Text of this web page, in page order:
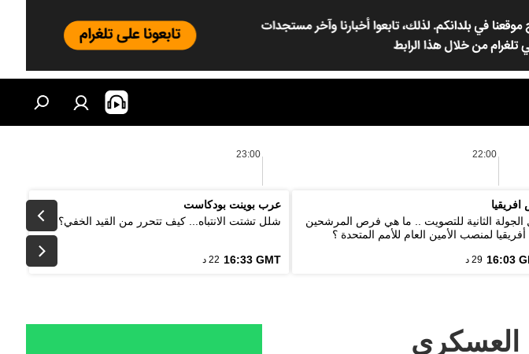
22:00
23:00
افريقيا
الجولة الثانية للتصويت .. ما هي فرص المرشحين
لمنصب الأمين العام للأمم المتحدة ؟
16:03 29 د
عرب بوينت بودكاست
شلل تشتت الانتباه... كيف تتحرر من القيد الخفي؟
16:33 GMT 22 د
العسكري